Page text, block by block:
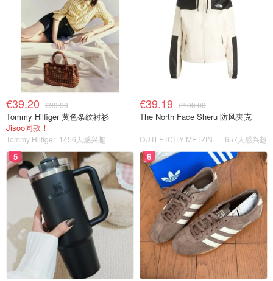
€39.20 €99.90
Tommy Hilfiger 黄色条纹衬衫
Jisoo同款！
Tommy Hilfiger 1456人感兴趣
€39.19 €100.00
The North Face Sheru 防风夹克
657人感兴趣
5 6